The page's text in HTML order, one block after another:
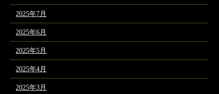
2025年7月
2025年6月
2025年5月
2025年4月
2025年3月